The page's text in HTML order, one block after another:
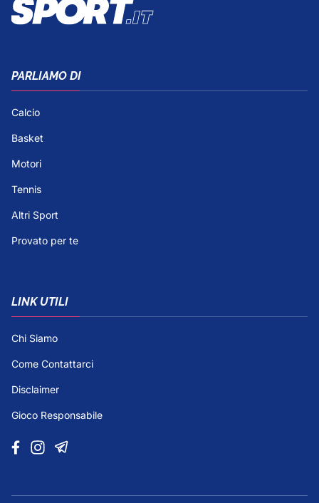
PARLIAMO DI
Calcio
Basket
Motori
Tennis
Altri Sport
Provato per te
LINK UTILI
Chi Siamo
Come Contattarci
Disclaimer
Gioco Responsabile